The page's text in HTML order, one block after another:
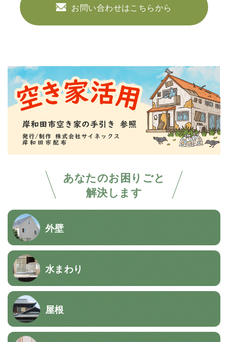
あなたのお困りごと
解決します
外壁
水まわり
屋根
お問い合わせはこちらから